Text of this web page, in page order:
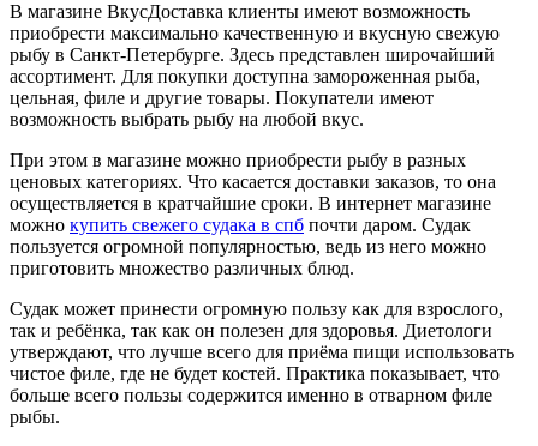
В магазине ВкусДоставка клиенты имеют возможность
приобрести максимально качественную и вкусную свежую
рыбу в Санкт-Петербурге. Здесь представлен широчайший
ассортимент. Для покупки доступна замороженная рыба,
цельная, филе и другие товары. Покупатели имеют
возможность выбрать рыбу на любой вкус.
При этом в магазине можно приобрести рыбу в разных
ценовых категориях. Что касается доставки заказов, то она
осуществляется в кратчайшие сроки. В интернет магазине
можно купить свежего судака в спб почти даром. Судак
пользуется огромной популярностью, ведь из него можно
приготовить множество различных блюд.
Судак может принести огромную пользу как для взрослого,
так и ребёнка, так как он полезен для здоровья. Диетологи
утверждают, что лучше всего для приёма пищи использовать
чистое филе, где не будет костей. Практика показывает, что
больше всего пользы содержится именно в отварном филе
рыбы.